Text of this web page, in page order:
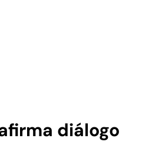
diálogo